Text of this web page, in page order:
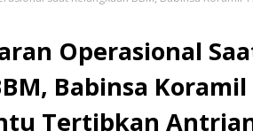
Operasional
Babinsa Koramil
Tertibkan Antrian